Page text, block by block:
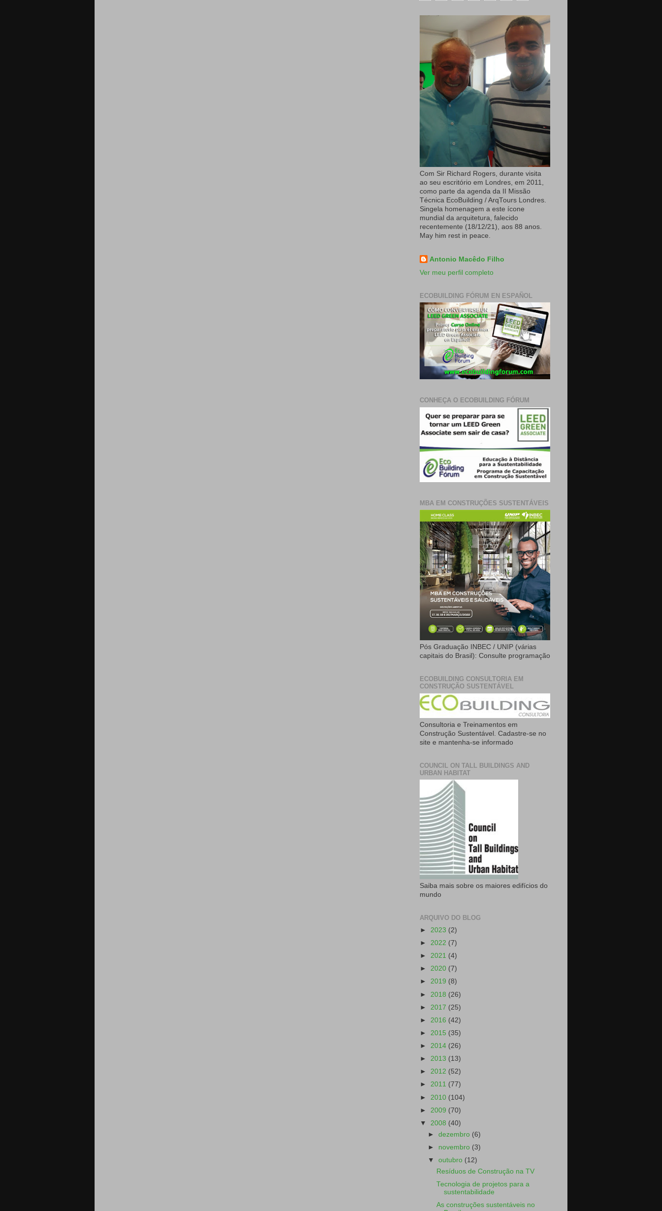
Com Sir Richard Rogers, durante visita
ao seu escritório em Londres, em 2011,
como parte da agenda da II Missão
Técnica EcoBuilding / ArqTours Londres.
Singela homenagem a este ícone
mundial da arquitetura, falecido
recentemente (18/12/21), aos 88 anos.
May him rest in peace.
Antonio Macêdo Filho
Ver meu perfil completo
ECOBUILDING FÓRUM EN ESPAÑOL
CONHEÇA O ECOBUILDING FÓRUM
MBA EM CONSTRUÇÕES SUSTENTÁVEIS
Pós Graduação INBEC / UNIP (várias
capitais do Brasil): Consulte programação
ECOBUILDING CONSULTORIA EM
CONSTRUÇÃO SUSTENTÁVEL
Consultoria e Treinamentos em
Construção Sustentável. Cadastre-se no
site e mantenha-se informado
COUNCIL ON TALL BUILDINGS AND
URBAN HABITAT
Saiba mais sobre os maiores edifícios do
mundo
ARQUIVO DO BLOG
► 2023 (2)
► 2022 (7)
► 2021 (4)
► 2020 (7)
► 2019 (8)
► 2018 (26)
► 2017 (25)
► 2016 (42)
► 2015 (35)
► 2014 (26)
► 2013 (13)
► 2012 (52)
► 2011 (77)
► 2010 (104)
► 2009 (70)
▼ 2008 (40)
►dezembro (6)
► novembro (3)
▼outubro (12)
Resíduos de Construção na TV
Tecnologia de projetos para a
sustentabilidade
As construções sustentáveis no